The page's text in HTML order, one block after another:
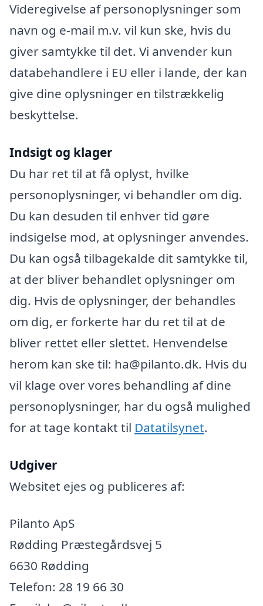
Videregivelse af personoplysninger som
navn og e-mail m.v. vil kun ske, hvis du
giver samtykke til det. Vi anvender kun
databehandlere i EU eller i lande, der kan
give dine oplysninger en tilstrækkelig
beskyttelse.
Indsigt og klager
Du har ret til at få oplyst, hvilke
personoplysninger, vi behandler om dig.
Du kan desuden til enhver tid gøre
indsigelse mod, at oplysninger anvendes.
Du kan også tilbagekalde dit samtykke til,
at der bliver behandlet oplysninger om
dig. Hvis de oplysninger, der behandles
om dig, er forkerte har du ret til at de
bliver rettet eller slettet. Henvendelse
herom kan ske til: ha@pilanto.dk. Hvis du
vil klage over vores behandling af dine
personoplysninger, har du også mulighed
for at tage kontakt til Datatilsynet.
Udgiver
Websitet ejes og publiceres af:
Pilanto ApS
Rødding Præstegårdsvej 5
6630 Rødding
Telefon: 28 19 66 30